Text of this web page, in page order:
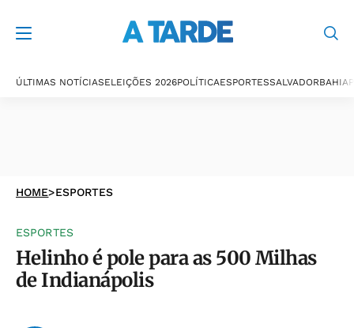
ÚLTIMAS NOTÍCIASELEIÇÕES 2026POLÍTICAESPORTESSALVADORBAHIA
HOME>ESPORTES
ESPORTES
Helinho é pole para as 500 Milhas
de Indianápolis